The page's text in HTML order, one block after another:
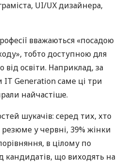
UI/UX дизайнера,
вважаються «посадою
тобто доступною для
від освіти. Наприклад, за
Generation саме ці три
найчастіше.
шукачів: серед тих, хто
у червні, 39% жінки
в цілому по
кандидатів, що виходять на